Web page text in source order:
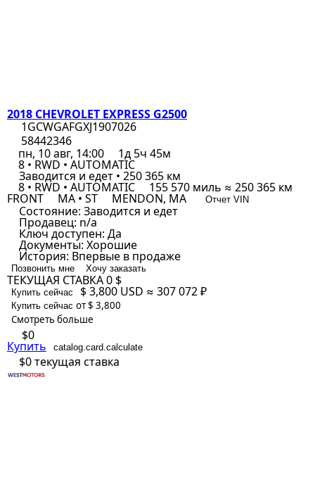
2018 CHEVROLET EXPRESS G2500
1GCWGAFGXJ1907026
58442346
пн, 10 авг, 14:00
1д 5ч 45м
8 • RWD • AUTOMATIC
Заводится и едет • 250 365 км
8 • RWD • AUTOMATIC 155 570 миль ≈ 250 365 км
FRONT MA • ST MENDON, MA Отчет VIN
Состояние: Заводится и едет
Продавец: n/a
Ключ доступен: Да
Документы: Хорошие
История: Впервые в продаже
Позвонить мне Хочу заказать
ТЕКУЩАЯ СТАВКА0 $
Купить сейчас $ 3,800 USD ≈ 307 072 ₽
Купить сейчас от $ 3,800
Смотреть больше
$0
Купить catalog.card.calculate
$0текущая ставка